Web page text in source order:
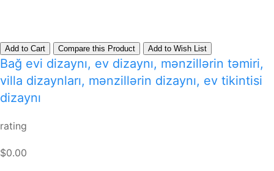
Add to Cart Compare this Product Add to Wish List
Bağ evi dizaynı, ev dizaynı, mənzillərin təmiri,
villa dizaynları, mənzillərin dizaynı, ev tikintisi
dizaynı
rating
$0.00